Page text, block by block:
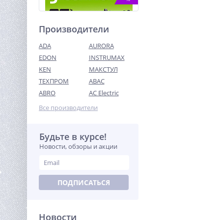
Строительный пылесос
G120WDV 220V, 34л, 1200Вт,
сух/влаж уборка, 225 мбар,
180 м3/час
13 990
Производители
ADA
AURORA
EDON
INSTRUMAX
KEN
МАКСТУЛ
ТЕХПРОМ
ABAC
ABRO
AC Electric
Все производители
Будьте в курсе!
Новости, обзоры и акции
ПОДПИСАТЬСЯ
Новости